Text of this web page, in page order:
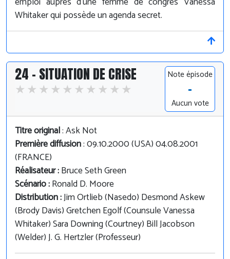
Whitaker qui possède un agenda secret.
24 - SITUATION DE CRISE Note épisode
-
Aucun vote
Titre original: Ask Not
Première diffusion: 09.10.2000 (USA) 04.08.2001
(FRANCE)
Réalisateur :Bruce Seth Green
Scénario :Ronald D. Moore
Distribution :Jim Ortlieb (Nasedo) Desmond Askew
(Brody Davis) Gretchen Egolf (Counsule Vanessa
Whitaker) Sara Downing (Courtney) Bill Jacobson
(Welder) J. G. Hertzler (Professeur)